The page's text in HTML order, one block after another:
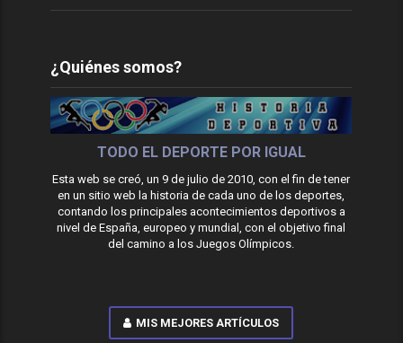
¿Quiénes somos?
TODO EL DEPORTE POR IGUAL
Esta web se creó, un 9 de julio de 2010, con el fin de tener
en un sitio web la historia de cada uno de los deportes,
contando los principales acontecimientos deportivos a
nivel de España, europeo y mundial, con el objetivo final
del camino a los Juegos Olímpicos.
MIS MEJORES ARTÍCULOS